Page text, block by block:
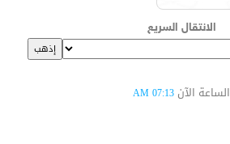
الانتقال السريع
الساعة الآن 07:13 AM